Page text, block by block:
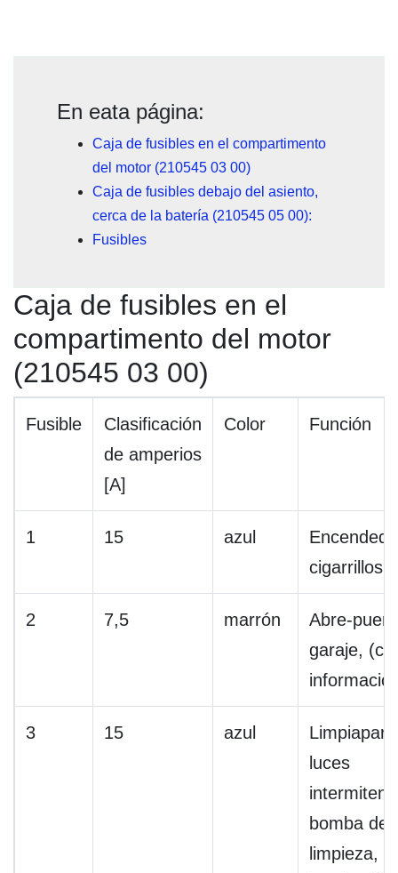
En eata página:
Caja de fusibles en el compartimento
del motor (210545 03 00)
Caja de fusibles debajo del asiento,
cerca de la batería (210545 05 00):
Fusibles
Caja de fusibles en el
compartimento del motor
(210545 03 00)
Fusible
Clasificación
de amperios
[A]
Color Función
1 15 azul
cigarrillos
2 7,5 marrón
Abre-
garaje,
3 15 azul
luces
bomba de
limpieza,